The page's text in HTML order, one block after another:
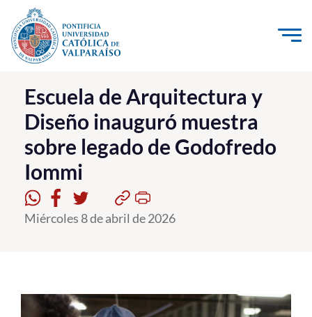
Click acá para ir directamente al contenido
La Universidad
Investigación, Creación e Innovación
PUCV Internacional
Vinculación con el Medio
Admisión
Formación Continua
Escuela de Arquitectura y
Diseño inauguró muestra
sobre legado de Godofredo
Iommi
Miércoles 8 de abril de 2026